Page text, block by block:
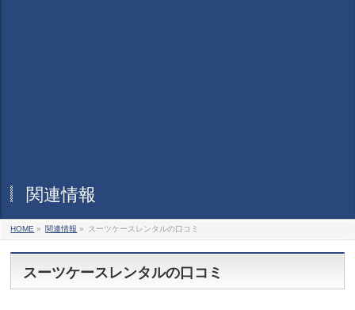
関連情報
HOME » 関連情報 » スーツケースレンタルの口コミ
スーツケースレンタルの口コミ